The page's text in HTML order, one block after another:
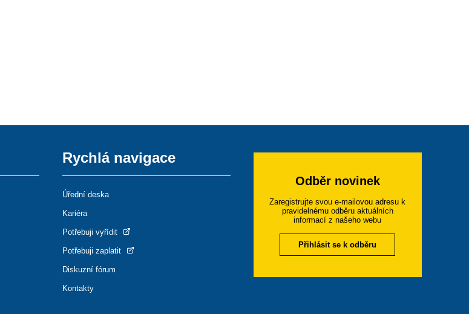
Rychlá navigace
Úřední deska
Kariéra
Potřebuji vyřídit
Potřebuji zaplatit
Diskuzní fórum
Kontakty
Odběr novinek
Zaregistrujte svou e-mailovou adresu k
pravidelnému odběru aktuálních
informací z našeho webu
Přihlásit se k odběru